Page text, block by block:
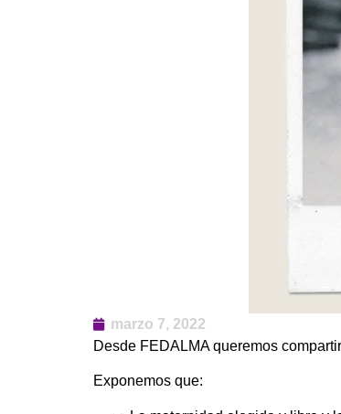
marzo 7, 2022
Desde FEDALMA queremos
Exponemos que: